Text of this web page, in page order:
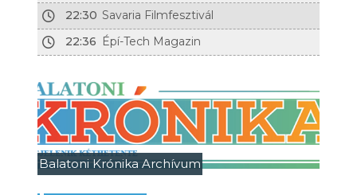
22:30 Savaria Filmfesztivál
22:36 Épí-Tech Magazin
Balatoni Krónika Archívum